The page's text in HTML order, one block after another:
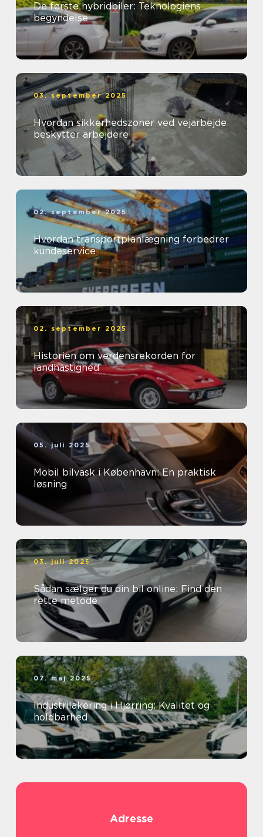
De første hybridbiler: Teknologiens
begyndelse
03. september 2025
Hvordan sikkerhedszoner ved vejarbejde
beskytter arbejdere
02. september 2025
Hvordan transportplanlægning forbedrer
kundeservice
02. september 2025
Historien om verdensrekorden for
landhastighed
05. juli 2025
Mobil bilvask i København: En praktisk
løsning
03. juli 2025
Sådan sælger du din bil online: Find den
rette metode
07. maj 2025
Industrilakering i Hjørring: Kvalitet og
holdbarhed
Adresse